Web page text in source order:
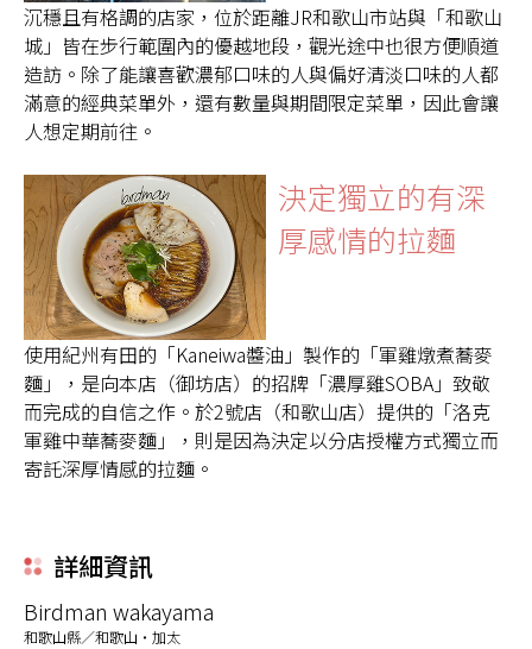
沉穩且有格調的店家，位於距離JR和歌山市站與「和歌山
城」皆在步行範圍內的優越地段，觀光途中也很方便順道
造訪。除了能讓喜歡濃郁口味的人與偏好清淡口味的人都
滿意的經典菜單外，還有數量與期間限定菜單，因此會讓
人想定期前往。
決定獨立的有深
厚感情的拉麵
使用紀州有田的「Kaneiwa醬油」製作的「軍雞燉煮蕎麥
麵」，是向本店（御坊店）的招牌「濃厚雞SOBA」致敬
而完成的自信之作。於2號店（和歌山店）提供的「洛克
軍雞中華蕎麥麵」，則是因為決定以分店授權方式獨立而
寄託深厚情感的拉麵。
詳細資訊
Birdman wakayama
和歌山縣／和歌山・加太